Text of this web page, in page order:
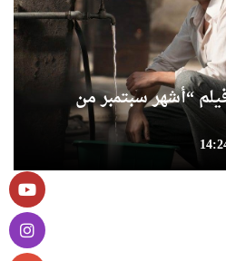
“أشهر سبتمبر من